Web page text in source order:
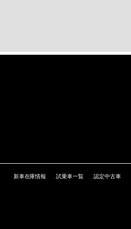
新車在庫情報 試乗車一覧 認定中古車